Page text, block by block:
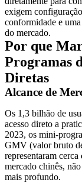
exigem
conformidade e
do mercado.
Por que
Programas
Diretas
Alcance de
Os 1,3 bilhão de
acesso direto a
2023, os mini-
GMV (valor bruto
representaram
mercado chinês,
mais profundo.